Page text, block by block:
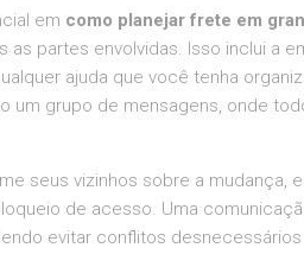
em como planejar frete em
as partes envolvidas. Isso inclui a
ajuda que você tenha
um grupo de mensagens, onde
seus vizinhos sobre a mudança,
de acesso. Uma
evitar conflitos